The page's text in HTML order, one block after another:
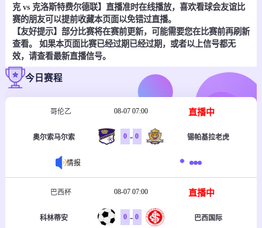
克 vs 克洛斯特费尔德联】直播准时在线播放，喜欢看球会友谊比
赛的朋友可以提前收藏本页面以免错过直播。
【友好提示】部分比赛将在赛前更新，可能需要您在比赛前再刷新
查看。 如果本页面比赛已经过期已经过期，或者以上信号都无
效，请查看最新直播信号。
今日赛程
哥伦乙 08-07 07:00 直播中
奥尔索马尔索 0 - 0 锡帕基拉老虎
情报
巴西杯 08-07 07:00 直播中
科林蒂安 0 - 0 巴西国际